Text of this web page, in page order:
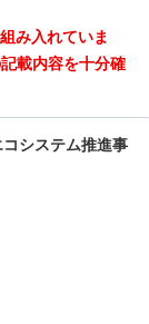
み入れていま
載内容を十分確
システム推進事